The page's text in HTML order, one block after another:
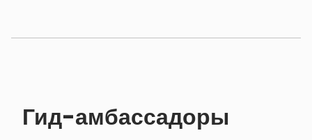
Гид-амбассадоры